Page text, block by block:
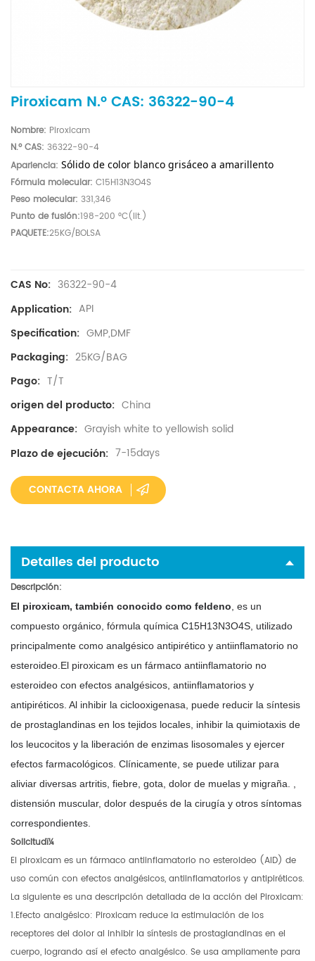
Piroxicam N.º CAS: 36322-90-4
Nombre: Piroxicam
N.º CAS: 36322-90-4
Apariencia: Sólido de color blanco grisáceo a amarillento
Fórmula molecular: C15H13N3O4S
Peso molecular: 331,346
Punto de fusión:198-200 °C(lit.)
PAQUETE:25KG/BOLSA
CAS No: 36322-90-4
Application: API
Specification: GMP,DMF
Packaging: 25KG/BAG
Pago: T/T
origen del producto: China
Appearance: Grayish white to yellowish solid
Plazo de ejecución: 7-15days
CONTACTA AHORA
Detalles del producto
Descripción:
El piroxicam, también conocido como feldeno es un
compuesto orgánico, fórmula química C15H13N3O4S, utilizado
principalmente como analgésico antipirético y antiinflamatorio no
esteroideo. El piroxicam es un fármaco antiinflamatorio no
esteroideo con efectos analgésicos, antiinflamatorios y
antipiréticos. Al inhibir la ciclooxigenasa, puede reducir la síntesis
de prostaglandinas en los tejidos locales, inhibir la quimiotaxis de
los leucocitos y la liberación de enzimas lisosomales y ejercer
efectos farmacológicos. Clínicamente, se puede utilizar para
aliviar diversas artritis, fiebre, gota, dolor de muelas y migraña. ,
distensión muscular, dolor después de la cirugía y otros síntomas
correspondientes.
Solicitudï¼
El piroxicam es un fármaco antiinflamatorio no esteroideo (AID) de
uso común con efectos analgésicos, antiinflamatorios y antipiréticos.
La siguiente es una descripción detallada de la acción del Piroxicam:
1.Efecto analgésico: Piroxicam reduce la estimulación de los
receptores del dolor al inhibir la síntesis de prostaglandinas en el
cuerpo, logrando así el efecto analgésico. Se usa ampliamente para